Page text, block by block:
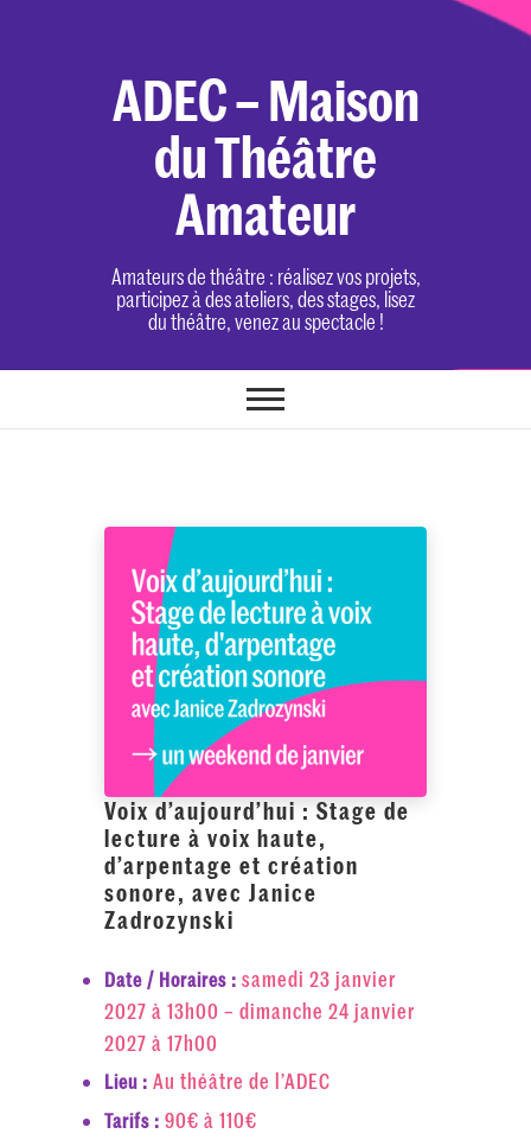
ADEC – Maison
du Théâtre
Amateur
Amateurs de théâtre : réalisez vos projets,
participez à des ateliers, des stages, lisez
du théâtre, venez au spectacle !
Voix d’aujourd’hui : Stage de
lecture à voix haute,
d’arpentage et création
sonore, avec Janice
Zadrozynski
Date / Horaires : samedi 23 janvier
2027 à 13h00 – dimanche 24 janvier
2027 à 17h00
Lieu : Au théâtre de l’ADEC
Tarifs : 90€ à 110€